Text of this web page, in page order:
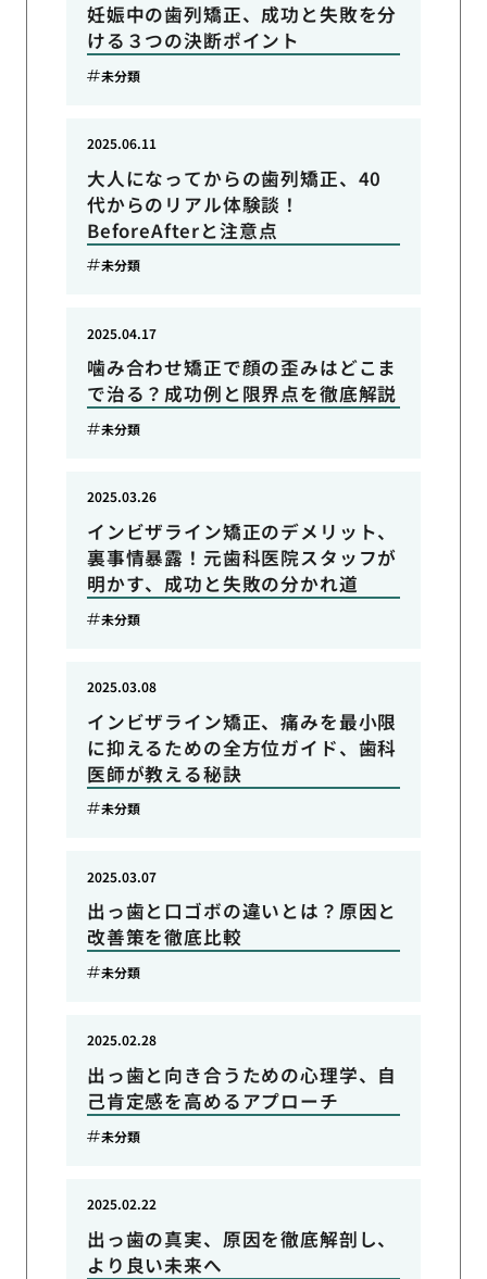
妊娠中の歯列矯正、成功と失敗を分
ける３つの決断ポイント
未分類
大人になってからの歯列矯正、40
代からのリアル体験談！
BeforeAfterと注意点
2025.06.11
未分類
噛み合わせ矯正で顔の歪みはどこま
で治る？成功例と限界点を徹底解説
2025.04.17
未分類
インビザライン矯正のデメリット、
裏事情暴露！元歯科医院スタッフが
明かす、成功と失敗の分かれ道
2025.03.26
未分類
インビザライン矯正、痛みを最小限
に抑えるための全方位ガイド、歯科
医師が教える秘訣
2025.03.08
未分類
出っ歯と口ゴボの違いとは？原因と
改善策を徹底比較
2025.03.07
未分類
出っ歯と向き合うための心理学、自
己肯定感を高めるアプローチ
2025.02.28
未分類
出っ歯の真実、原因を徹底解剖し、
より良い未来へ
2025.02.22